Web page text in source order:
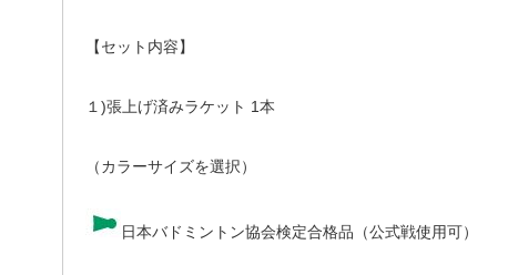
【セット内容】
１)張上げ済みラケット 1本
（カラーサイズを選択）
日本バドミントン協会検定合格品（公式戦使用可）